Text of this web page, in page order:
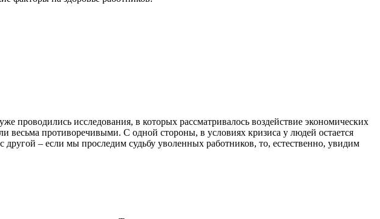
исследования, в которых рассматривалось воздействие экономических
весьма противоречивыми. С одной стороны, в условиях кризиса у людей остается
– если мы проследим судьбу уволенных работников, то, естественно, увидим